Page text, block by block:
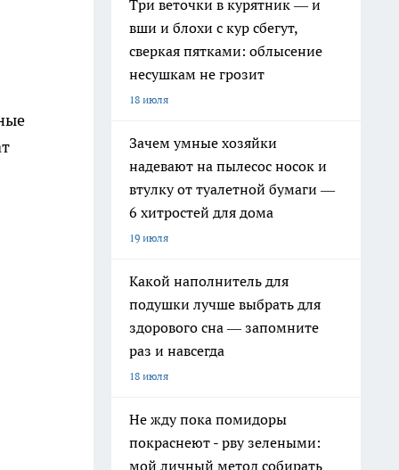
Три веточки в курятник — и
вши и блохи с кур сбегут,
сверкая пятками: облысение
несушкам не грозит
18 июля
Зачем умные хозяйки
надевают на пылесос носок и
втулку от туалетной бумаги —
6 хитростей для дома
19 июля
Какой наполнитель для
подушки лучше выбрать для
здорового сна — запомните
раз и навсегда
18 июля
Не жду пока помидоры
покраснеют - рву зелеными:
мой личный метод собирать